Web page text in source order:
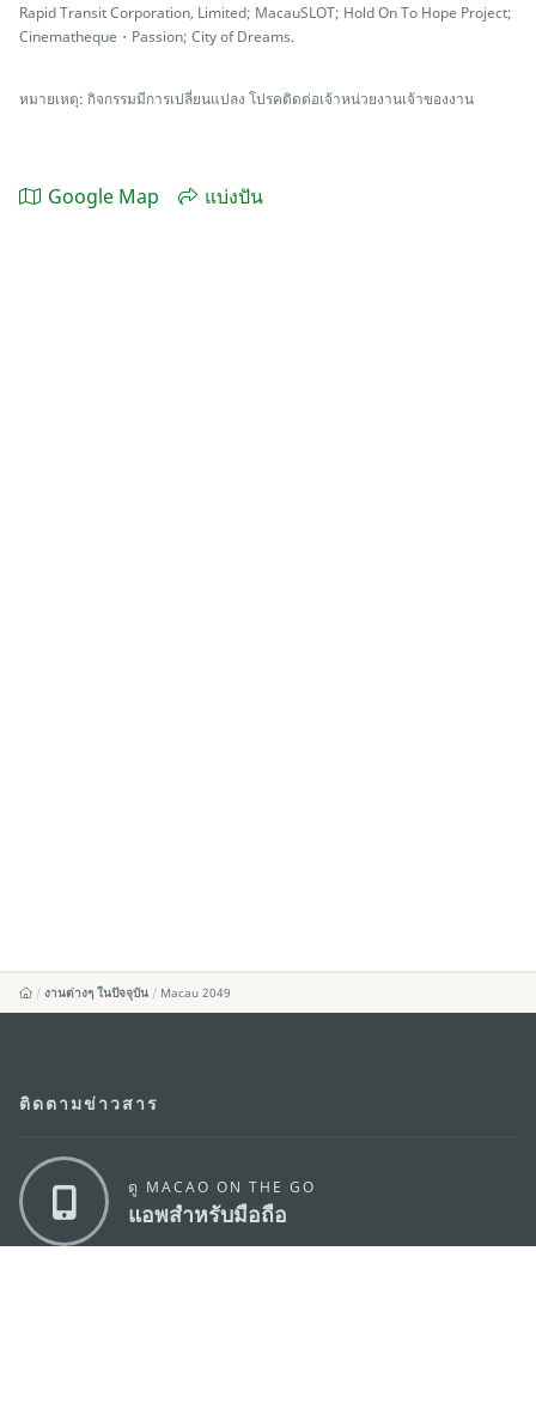
Rapid Transit Corporation, Limited; MacauSLOT; Hold On To Hope Project;
Cinematheque・Passion; City of Dreams.
หมายเหตุ: กิจกรรมมีการเปลี่ยนแปลง โปรคติดต่อเจ้าหน่วยงานเจ้าของงาน
Google Map แบ่งปัน
งานต่างๆ ในปัจจุบัน Macau 2049
ติดตามข่าวสาร
ดู MACAO ON THE GO
แอพสำหรับมือถือ